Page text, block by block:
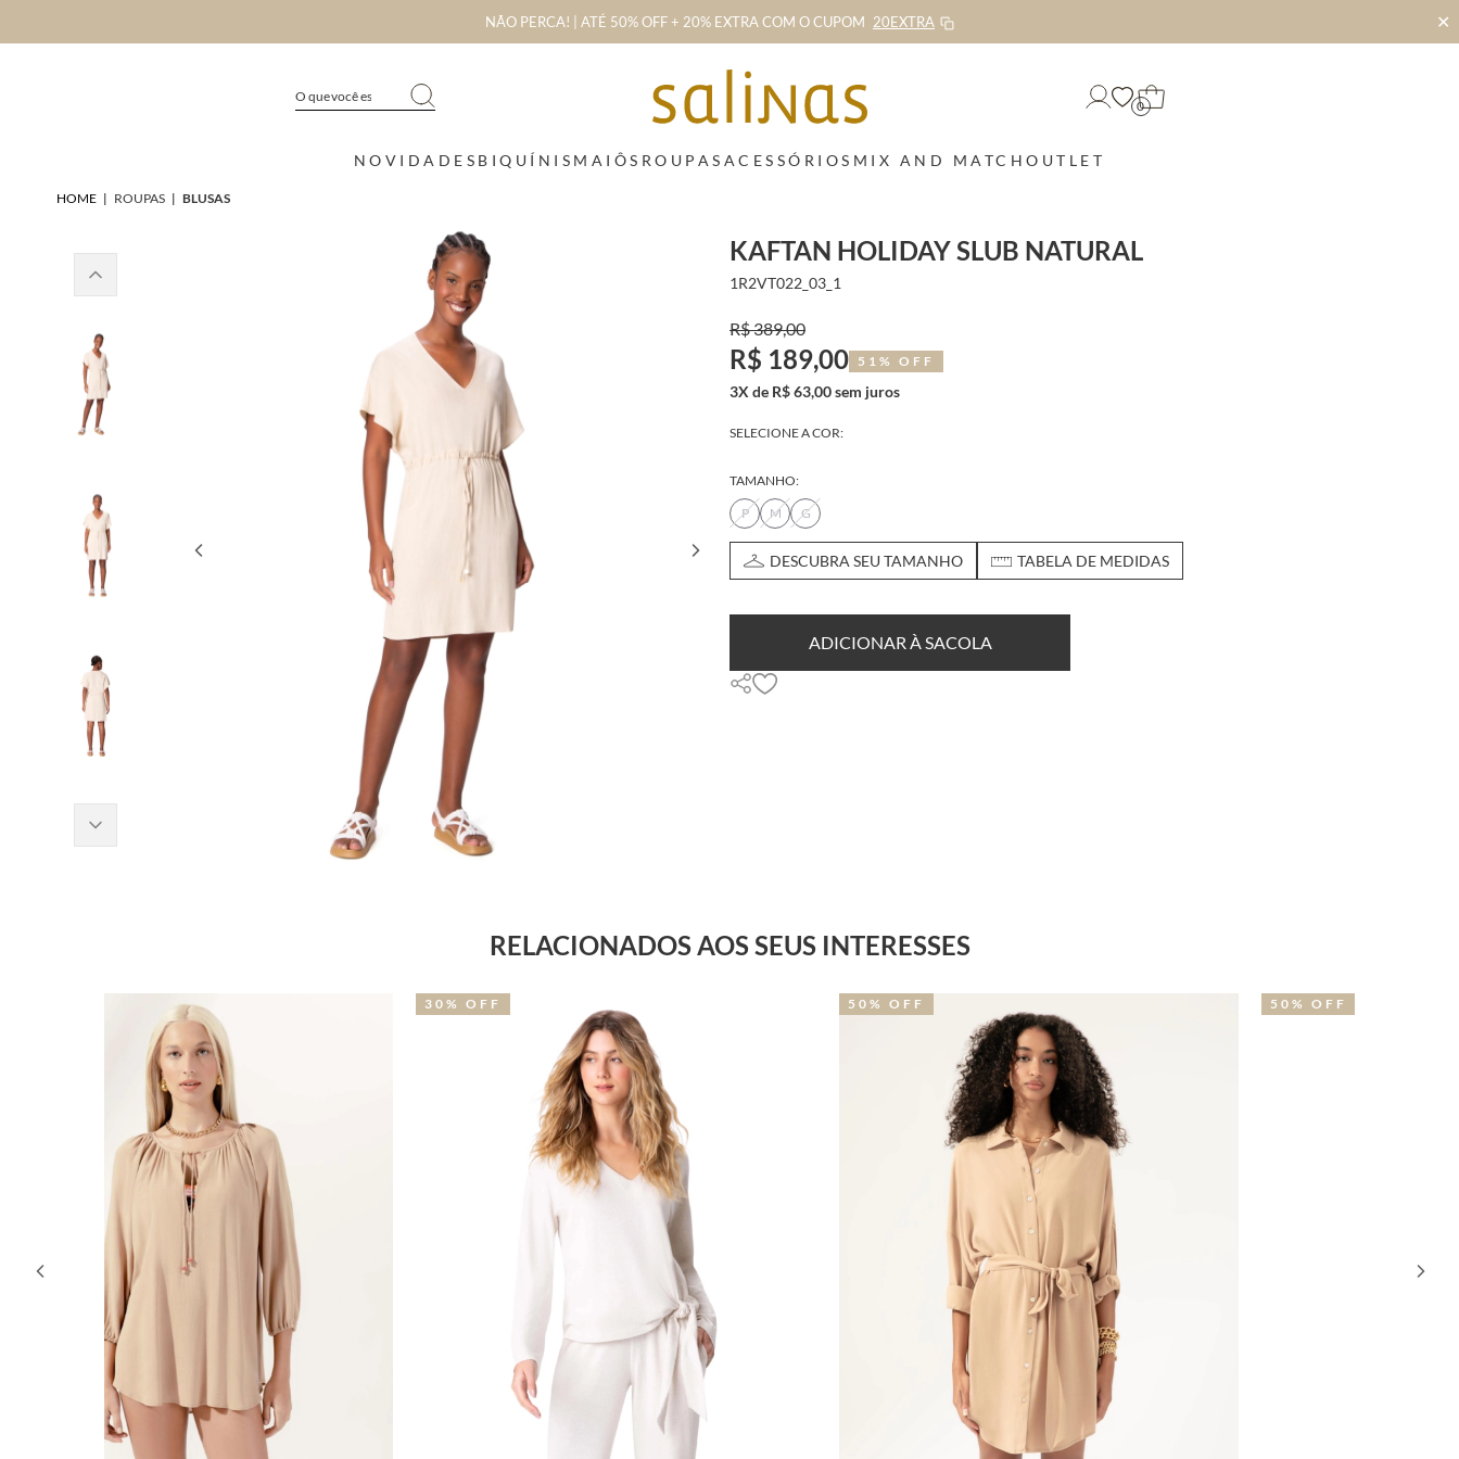
NÃO PERCA! | ATÉ 50% OFF + 20% EXTRA COM O CUPOM 20EXTRA ✕
0
NOVIDADES BIQUÍNIS MAIÔS ROUPAS ACESSÓRIOS MIX AND MATCHOUTLET
HOME | ROUPAS | BLUSAS
KAFTAN HOLIDAY SLUB NATURAL
1R2VT022_03_1
R$ 389,00
R$ 189,00 51% OFF
3X de R$ 63,00 sem juros
SELECIONE A COR:
TAMANHO:
P
M G
DESCUBRA SEU TAMANHO TABELA DE MEDIDAS
ADICIONAR À SACOLA
RELACIONADOS AOS SEUS INTERESSES
30% OFF